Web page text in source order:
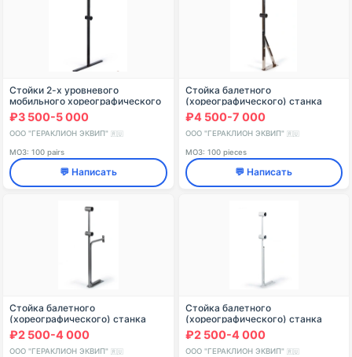
Стойки 2-х уровневого
мобильного хореографического
станка «Eco» (пара)
₽3 500-5 000
ООО "ГЕРАКЛИОН ЭКВИП" 🇷🇺
МОЗ: 100 pairs
💬 Написать
Стойка балетного
(хореографического) станка
двухуровневого из
нержавеющей стали Модель №7
₽4 500-7 000
ООО "ГЕРАКЛИОН ЭКВИП" 🇷🇺
МОЗ: 100 pieces
💬 Написать
Стойка балетного
(хореографического) станка
двухуровневого (Серебристый
"Бриллиант") Модель №4
₽2 500-4 000
ООО "ГЕРАКЛИОН ЭКВИП" 🇷🇺
Стойка балетного
(хореографического) станка
двухуровневого (Белый (RAL
9003 Ш)) Модель №1
₽2 500-4 000
ООО "ГЕРАКЛИОН ЭКВИП" 🇷🇺